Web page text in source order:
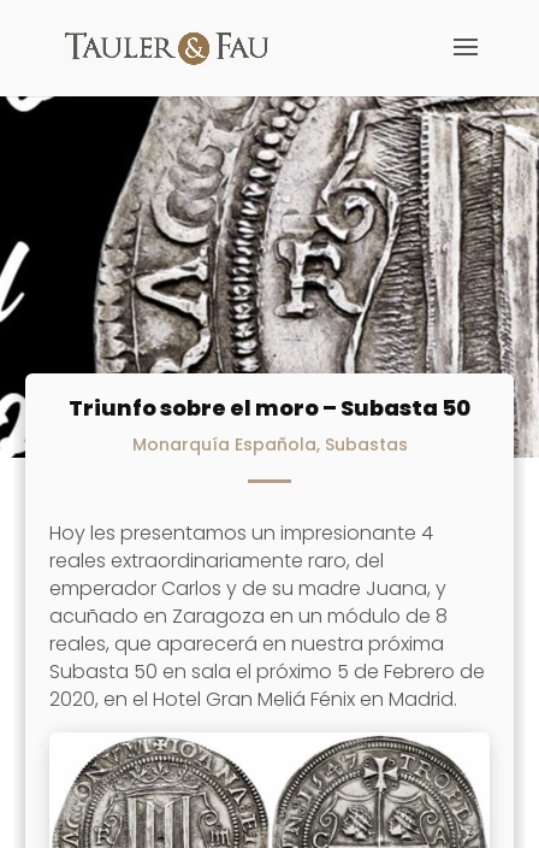
Triunfo sobre el moro – Subasta 50
Monarquía Española, Subastas
Hoy les presentamos un impresionante 4
reales extraordinariamente raro, del
emperador Carlos y de su madre Juana, y
acuñado en Zaragoza en un módulo de 8
reales, que aparecerá en nuestra próxima
Subasta 50 en sala el próximo 5 de Febrero de
2020, en el Hotel Gran Meliá Fénix en Madrid.